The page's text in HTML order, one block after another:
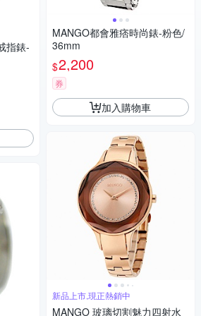
指錶-
MANGO都會雅痞時尚錶-粉色/
36mm
$2,200
券
加入購物車
新品上市,現正熱銷中
MANGO 玻璃切割魅力四射水